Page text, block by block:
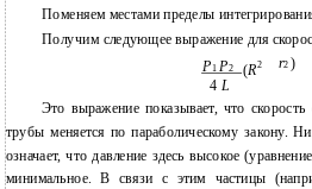
Поменяем местами пределы
Получим следующее выражение для
P1 P2 (R2 r2 )
4 L
Это выражение показывает, что
трубы меняется по параболическому закону.
означает, что давление здесь высокое
минимальное. В связи с этим частицы